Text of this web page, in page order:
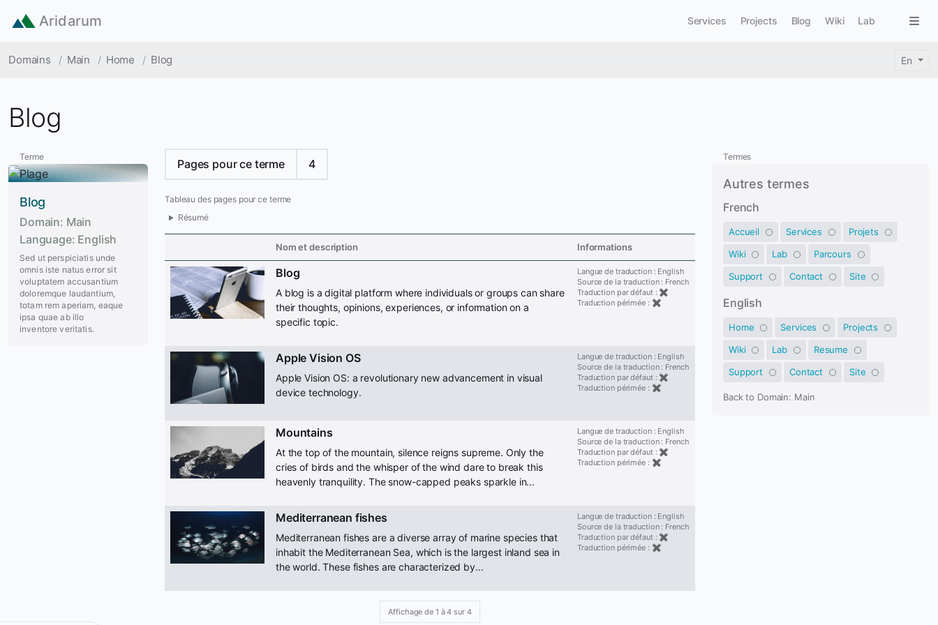
Aridarum Main navigation
Services Projects Blog Wiki Lab
Breadcrumb
Domains Main Home Blog En
Blog
Terme
Blog
Domain Main
Language English
Sed ut perspiciatis unde
omnis iste natus error sit
voluptatem accusantium
doloremque laudantium,
totam rem aperiam, eaque
ipsa quae ab illo
inventore veritatis.
Pages pour ce terme 4
Tableau des pages pour ce terme
Résumé
Nom et description Informations
Blog
A blog is a digital platform where individuals or groups can share
their thoughts, opinions, experiences, or information on a
specific topic.
Langue de traduction : English
Source de la traduction : French
Traduction par défaut : ✖
Traduction périmée : ✖
Apple Vision OS
Apple Vision OS: a revolutionary new advancement in visual
device technology.
Langue de traduction : English
Source de la traduction : French
Traduction par défaut : ✖
Traduction périmée : ✖
Mountains
At the top of the mountain, silence reigns supreme. Only the
cries of birds and the whisper of the wind dare to break this
heavenly tranquility. The snow-capped peaks sparkle in...
Langue de traduction : English
Source de la traduction : French
Traduction par défaut : ✖
Traduction périmée : ✖
Mediterranean fishes
Mediterranean fishes are a diverse array of marine species that
inhabit the Mediterranean Sea, which is the largest inland sea in
the world. These fishes are characterized by...
Langue de traduction : English
Source de la traduction : French
Traduction par défaut : ✖
Traduction périmée : ✖
Affichage de 1 à 4 sur 4
Termes
Autres termes
French
Accueil Services
Projets
Wiki
Lab
Parcours
Support
Contact Site
English
Home Services
Projects
Wiki
Lab
Resume
Support
Contact Site
Back to Domain: Main